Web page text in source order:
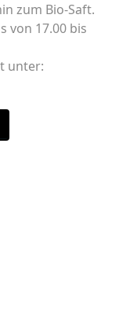
zum Bio-Saft.
von 17.00 bis
unter: